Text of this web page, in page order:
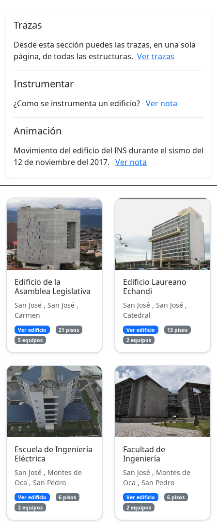
Trazas
Desde esta sección puedes las trazas, en una sola
página, de todas las estructuras. Ver trazas
Instrumentar
¿Como se instrumenta un edificio? Ver nota
Animación
Movimiento del edificio del INS durante el sismo del
12 de noviembre del 2017. Ver nota
Edificio de la
Asamblea Legislativa
San José , San José ,
Carmen
Ver edificio
21 pisos
5 equipos
Edificio Laureano
Echandi
San José , San José ,
Catedral
Ver edificio
13 pisos
2 equipos
Escuela de Ingeniería
Eléctrica
San José , Montes de
Oca , San Pedro
Ver edificio
6 pisos
2 equipos
Facultad de
Ingeniería
San José , Montes de
Oca , San Pedro
Ver edificio
6 pisos
2 equipos